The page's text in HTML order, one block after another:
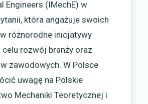
Engineers (IMechE) w
która angażuje swoich
różnorodne inicjatywy
celu rozwój branży oraz
zawodowych. W Polsce
uwagę na Polskie
Mechaniki Teoretycznej i